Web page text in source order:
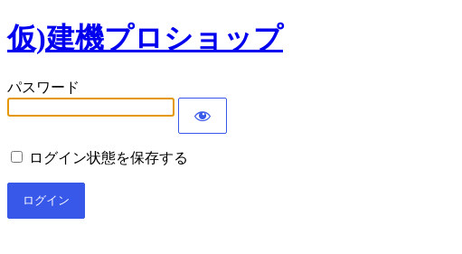
仮)建機プロショップ
パスワード
ログイン状態を保存する